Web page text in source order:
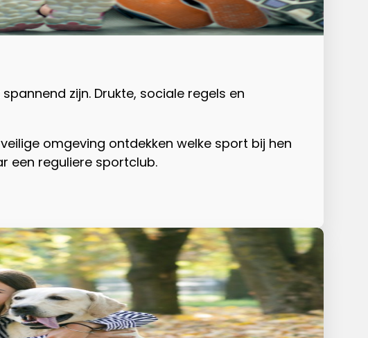
zijn. Drukte, sociale regels en
omgeving ontdekken welke sport bij hen
een reguliere sportclub.